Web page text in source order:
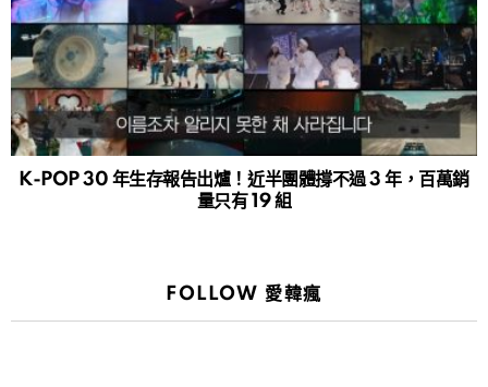
K-POP 30 年生存報告出爐！近半團體撐不過 3 年，百萬銷
量只有 19 組
FOLLOW 愛韓瘋